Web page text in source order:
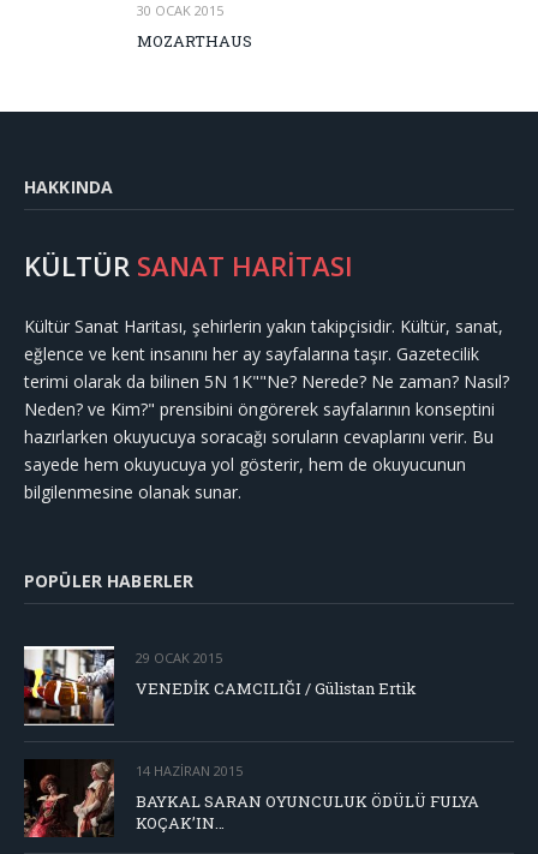
30 OCAK 2015
MOZARTHAUS
HAKKINDA
KÜLTÜR SANAT HARİTASI
Kültür Sanat Haritası, şehirlerin yakın takipçisidir. Kültür, sanat,
eğlence ve kent insanını her ay sayfalarına taşır. Gazetecilik
terimi olarak da bilinen 5N 1K""Ne? Nerede? Ne zaman? Nasıl?
Neden? ve Kim?" prensibini öngörerek sayfalarının konseptini
hazırlarken okuyucuya soracağı soruların cevaplarını verir. Bu
sayede hem okuyucuya yol gösterir, hem de okuyucunun
bilgilenmesine olanak sunar.
POPÜLER HABERLER
29 OCAK 2015
VENEDİK CAMCILIĞI / Gülistan Ertik
14 HAZIRAN 2015
BAYKAL SARAN OYUNCULUK ÖDÜLÜ FULYA
KOÇAK’IN…